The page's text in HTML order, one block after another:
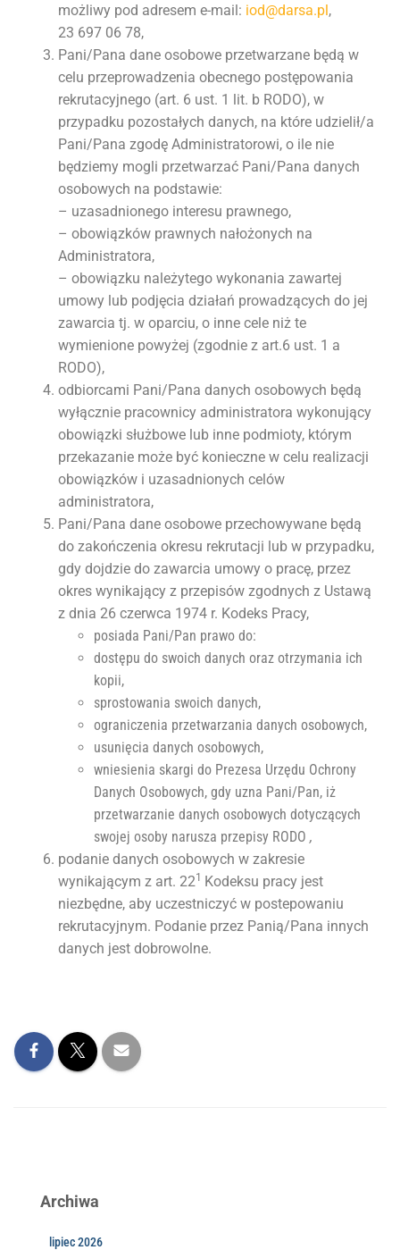
możliwy pod adresem e-mail: iod@darsa.pl,
23 697 06 78,
Pani/Pana dane osobowe przetwarzane będą w
celu przeprowadzenia obecnego postępowania
rekrutacyjnego (art. 6 ust. 1 lit. b RODO), w
przypadku pozostałych danych, na które udzielił/a
Pani/Pana zgodę Administratorowi, o ile nie
będziemy mogli przetwarzać Pani/Pana danych
osobowych na podstawie:
– uzasadnionego interesu prawnego,
– obowiązków prawnych nałożonych na
Administratora,
– obowiązku należytego wykonania zawartej
umowy lub podjęcia działań prowadzących do jej
zawarcia tj. w oparciu, o inne cele niż te
wymienione powyżej (zgodnie z art.6 ust. 1 a
RODO),
odbiorcami Pani/Pana danych osobowych będą
wyłącznie pracownicy administratora wykonujący
obowiązki służbowe lub inne podmioty, którym
przekazanie może być konieczne w celu realizacji
obowiązków i uzasadnionych celów
administratora,
Pani/Pana dane osobowe przechowywane będą
do zakończenia okresu rekrutacji lub w przypadku,
gdy dojdzie do zawarcia umowy o pracę, przez
okres wynikający z przepisów zgodnych z Ustawą
z dnia 26 czerwca 1974 r. Kodeks Pracy,
posiada Pani/Pan prawo do:
dostępu do swoich danych oraz otrzymania ich
kopii,
sprostowania swoich danych,
ograniczenia przetwarzania danych osobowych,
usunięcia danych osobowych,
wniesienia skargi do Prezesa Urzędu Ochrony
Danych Osobowych, gdy uzna Pani/Pan, iż
przetwarzanie danych osobowych dotyczących
swojej osoby narusza przepisy RODO ,
podanie danych osobowych w zakresie
wynikającym z art. 221 Kodeksu pracy jest
niezbędne, aby uczestniczyć w postepowaniu
rekrutacyjnym. Podanie przez Panią/Pana innych
danych jest dobrowolne.
Archiwa
lipiec 2026